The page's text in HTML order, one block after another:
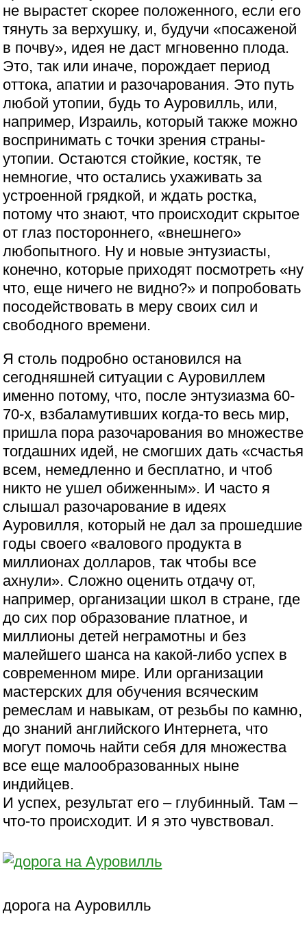
не вырастет скорее положенного, если его
тянуть за верхушку, и, будучи «посаженой
в почву», идея не даст мгновенно плода.
Это, так или иначе, порождает период
оттока, апатии и разочарования. Это путь
любой утопии, будь то Ауровилль, или,
например, Израиль, который также можно
воспринимать с точки зрения страны-
утопии. Остаются стойкие, костяк, те
немногие, что остались ухаживать за
устроенной грядкой, и ждать ростка,
потому что знают, что происходит скрытое
от глаз постороннего, «внешнего»
любопытного. Ну и новые энтузиасты,
конечно, которые приходят посмотреть «ну
что, еще ничего не видно?» и попробовать
посодействовать в меру своих сил и
свободного времени.
Я столь подробно остановился на
сегодняшней ситуации с Ауровиллем
именно потому, что, после энтузиазма 60-
70-х, взбаламутивших когда-то весь мир,
пришла пора разочарования во множестве
тогдашних идей, не смогших дать «счастья
всем, немедленно и бесплатно, и чтоб
никто не ушел обиженным». И часто я
слышал разочарование в идеях
Ауровилля, который не дал за прошедшие
годы своего «валового продукта в
миллионах долларов, так чтобы все
ахнули». Сложно оценить отдачу от,
например, организации школ в стране, где
до сих пор образование платное, и
миллионы детей неграмотны и без
малейшего шанса на какой-либо успех в
современном мире. Или организации
мастерских для обучения всяческим
ремеслам и навыкам, от резьбы по камню,
до знаний английского Интернета, что
могут помочь найти себя для множества
все еще малообразованных ныне
индийцев.
И успех, результат его – глубинный. Там –
что-то происходит. И я это чувствовал.
дорога на Ауровилль